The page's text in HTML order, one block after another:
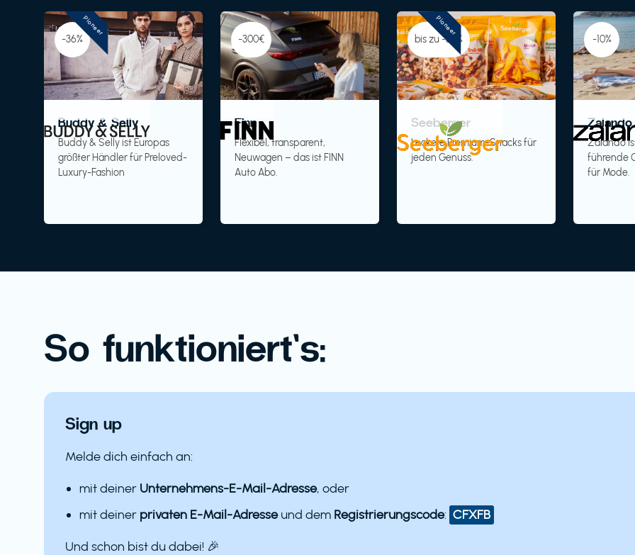
-36%
Buddy & Selly
Buddy & Selly ist Europas
größter Händler für Preloved-
Luxury-Fashion
Pioneer
-300€
Finn
Flexibel, transparent,
Neuwagen – das ist FINN
Auto Abo.
bis zu -30%
Seeberger
Leckere Premium-Snacks für
jeden Genuss.
Pioneer
-10%
Zalando
führende
für Mode.
So funktioniert’s:
Sign up
Melde dich einfach an:
mit deiner Unternehmens-E-Mail-Adresse, oder
mit deiner privaten E-Mail-Adresseund dem Registrierungscode: CFXFB
Und schon bist du dabei! 🎉